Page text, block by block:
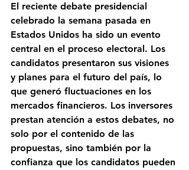
El reciente debate presidencial
celebrado la semana pasada en
Estados Unidos ha sido un evento
central en el proceso electoral. Los
candidatos presentaron sus visiones
y planes para el futuro del país, lo
que generó fluctuaciones en los
mercados financieros. Los inversores
prestan atención a estos debates, no
solo por el contenido de las
propuestas, sino también por la
confianza que los candidatos pueden